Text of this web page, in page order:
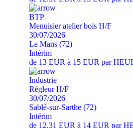
BTP
Menuisier atelier bois H/F
30/07/2026
Le Mans (72)
Intérim
de 13 EUR à 15 EUR par
Industrie
Régleur H/F
30/07/2026
Sablé-sur-Sarthe (72)
Intérim
de 12.31 EUR à 14 EUR par